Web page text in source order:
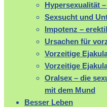
Hypersexualität
Sexsucht und
Impotenz –
Ursachen für
Vorzeitige
Vorzeitige
Oralsex – die
mit dem Mund
Besser Leben